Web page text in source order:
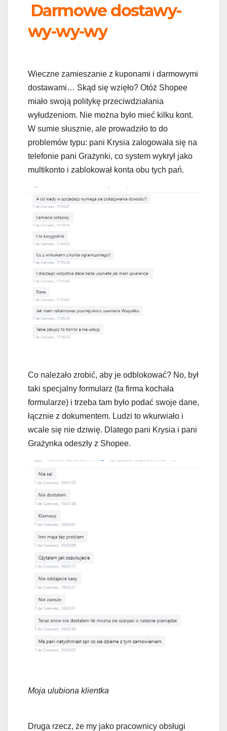
Darmowe dostawy-
wy-wy-wy
Wieczne zamieszanie z kuponami i darmowymi
dostawami… Skąd się wzięło? Otóż Shopee
miało swoją politykę przeciwdziałania
wyłudzeniom. Nie można było mieć kilku kont.
W sumie słusznie, ale prowadziło to do
problemów typu: pani Krysia zalogowała się na
telefonie pani Grażynki, co system wykrył jako
multikonto i zablokował konta obu tych pań.
Co należało zrobić, aby je odblokować? No, był
taki specjalny formularz (ta firma kochała
formularze) i trzeba tam było podać swoje dane,
łącznie z dokumentem. Ludzi to wkurwiało i
wcale się nie dziwię. Dlatego pani Krysia i pani
Grażynka odeszły z Shopee.
Moja ulubiona klientka
Druga rzecz, że my jako pracownicy obsługi